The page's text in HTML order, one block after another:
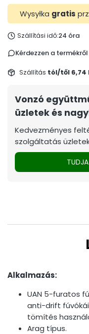
Wysyłka gratis
Szállítási idő:24 óra
Kérdezzen a termékről
Szállítás tól/től 6,74
Vonzó
üzletek és
Kedvezményes
szolgáltatás
Alkalmazás:
UAN 5-furatos
anti-drift
tömítés
Arag típus.